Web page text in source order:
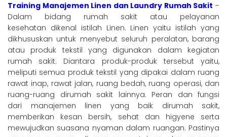
Training Manajemen Linen dan Laundry Rumah Sakit –
Dalam bidang rumah sakit atau pelayanan
kesehatan dikenal istilah Linen. Linen yaitu istilah yang
dikhususkan untuk menyebut seluruh peralatan, barang
atau produk tekstil yang digunakan dalam kegiatan
rumah sakit. Diantara produk-produk tersebut yaitu,
meliputi semua produk tekstil yang dipakai dalam ruang
rawat inap, rawat jalan, ruang bedah, ruang operasi, dan
ruang-ruang dirumah sakit lainnya. Peran dan fungsi
dari manajemen linen yang baik dirumah sakit,
memberikan kesan bersih, sehat dan higyene serta
mewujudkan suasana nyaman dalam ruangan. Pastinya